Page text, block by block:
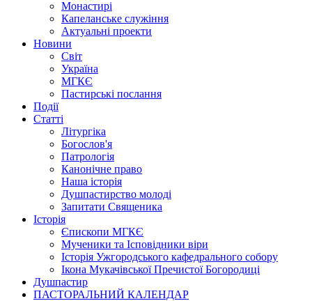
Монастирі
Капеланське служіння
Актуальні проекти
Новини
Світ
Україна
МГКЄ
Пастирські послання
Події
Статті
Літургіка
Богослов'я
Патрологія
Канонічне право
Наша історія
Душпастирство молоді
Запитати Священика
Історія
Єпископи МГКЄ
Мученики та Ісповідники віри
Історія Ужгородського кафедрального собору
Ікона Мукачівської Пречистої Богородиці
Душпастир
ПАСТОРАЛЬНИЙ КАЛЕНДАР